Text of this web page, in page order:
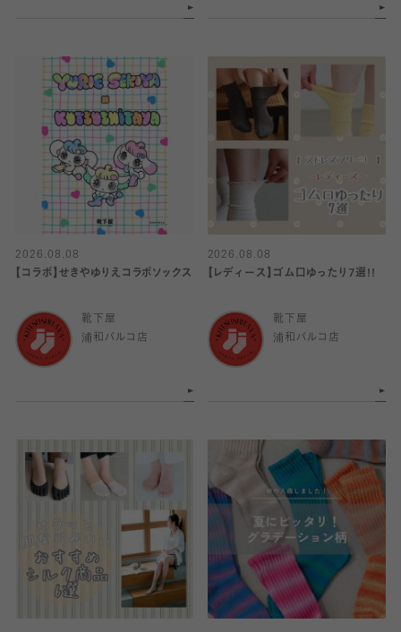
2026.08.08
【コラボ】せきやゆりえコラボソックス
靴下屋
浦和パルコ店
2026.08.08
【レディース】ゴム口ゆったり7選!!
靴下屋
浦和パルコ店